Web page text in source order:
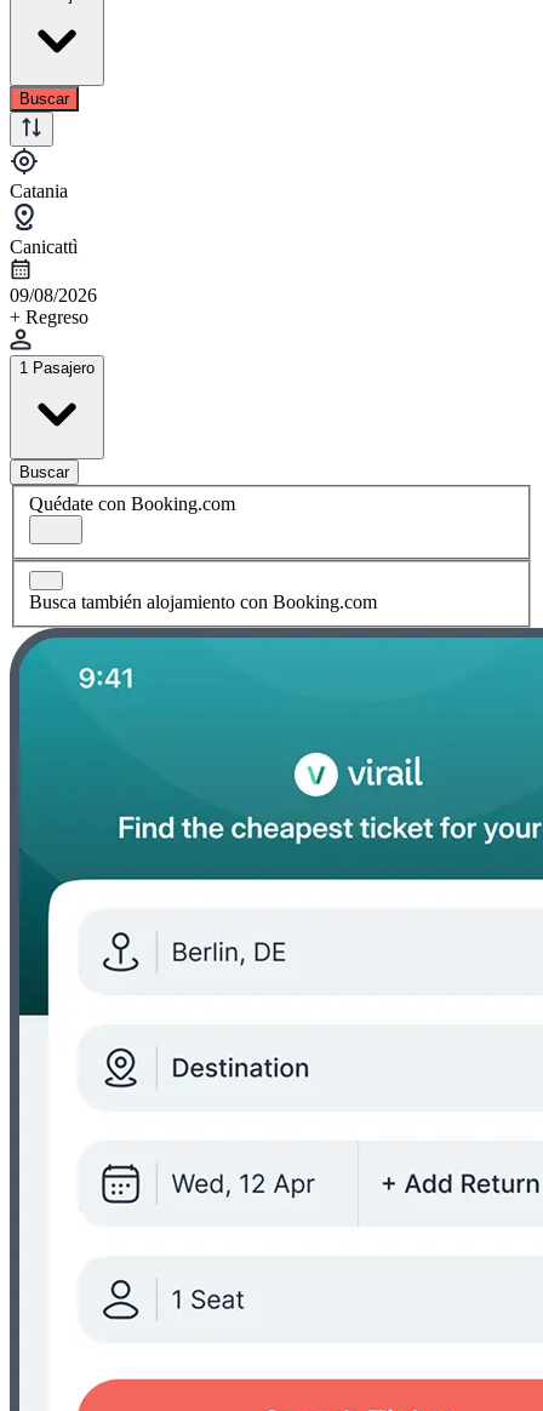
Buscar
Catania
Canicattì
09/08/2026
+ Regreso
1 Pasajero
Buscar
Quédate con Booking.com
Busca también alojamiento con Booking.com